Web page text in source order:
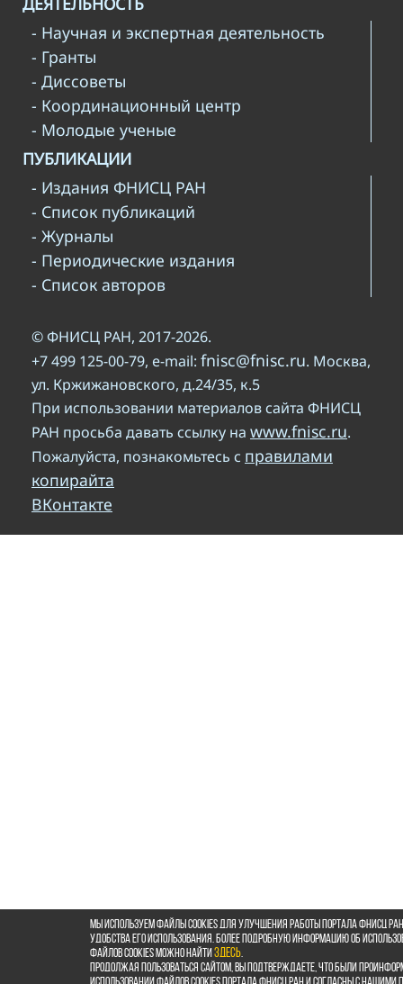
- Научная и экспертная деятельность
- Гранты
- Диссоветы
- Координационный центр
- Молодые ученые
ПУБЛИКАЦИИ
- Издания ФНИСЦ РАН
- Список публикаций
- Журналы
- Периодические издания
- Список авторов
© ФНИСЦ РАН, 2017-2026.
+7 499 125-00-79, e-mail: fnisc@fnisc.ru. Москва,
ул. Кржижановского, д.24/35, к.5
При использовании материалов сайта ФНИСЦ
РАН просьба давать ссылку на www.fnisc.ru.
Пожалуйста, познакомьтесь с правилами
копирайта
ВКонтакте
Мы используем файлы cookies для улучшения работы портала ФНИСЦ
удобства его использования. Более подробную информацию об
файлов cookies можно найтиздесь.
Продолжая пользоваться сайтом, Вы подтверждаете, что были